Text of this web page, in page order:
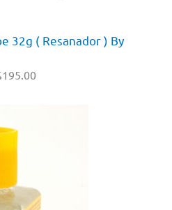
32g ( Resanador ) By
195.00